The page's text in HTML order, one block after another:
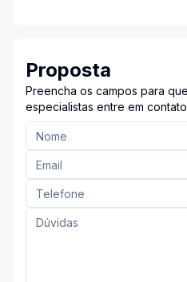
Proposta
Preencha os campos para
especialistas entre em contato